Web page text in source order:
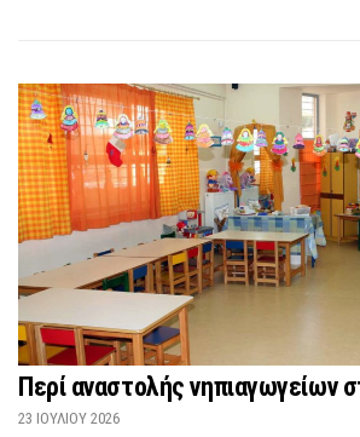
Περί αναστολής νηπιαγωγείων
23 ΙΟΥΛΊΟΥ 2026